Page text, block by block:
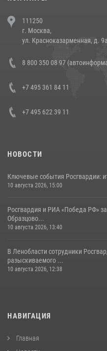
повели рейды по соблюдению
(видео)
30 июля 2026, 08:00
В Челябинске росгвардейцы
напавших на бригаду скорой
14 июля 2026, 12:20
111250
г. Москва,
ул. Красноказарменная, д. 9а
8 800 350 08 97
+7 495 361 84 11
+7 495 622 39 11
НОВОСТИ
Ключевые события Росгвардии:
10 августа 2026, 15:00
Росгвардия и РИА «Победа РФ»
Образцово...
10 августа 2026, 13:40
В Ленобласти сотрудники
разыскиваемого ...
10 августа 2026, 12:38
НАВИГАЦИЯ
Главная